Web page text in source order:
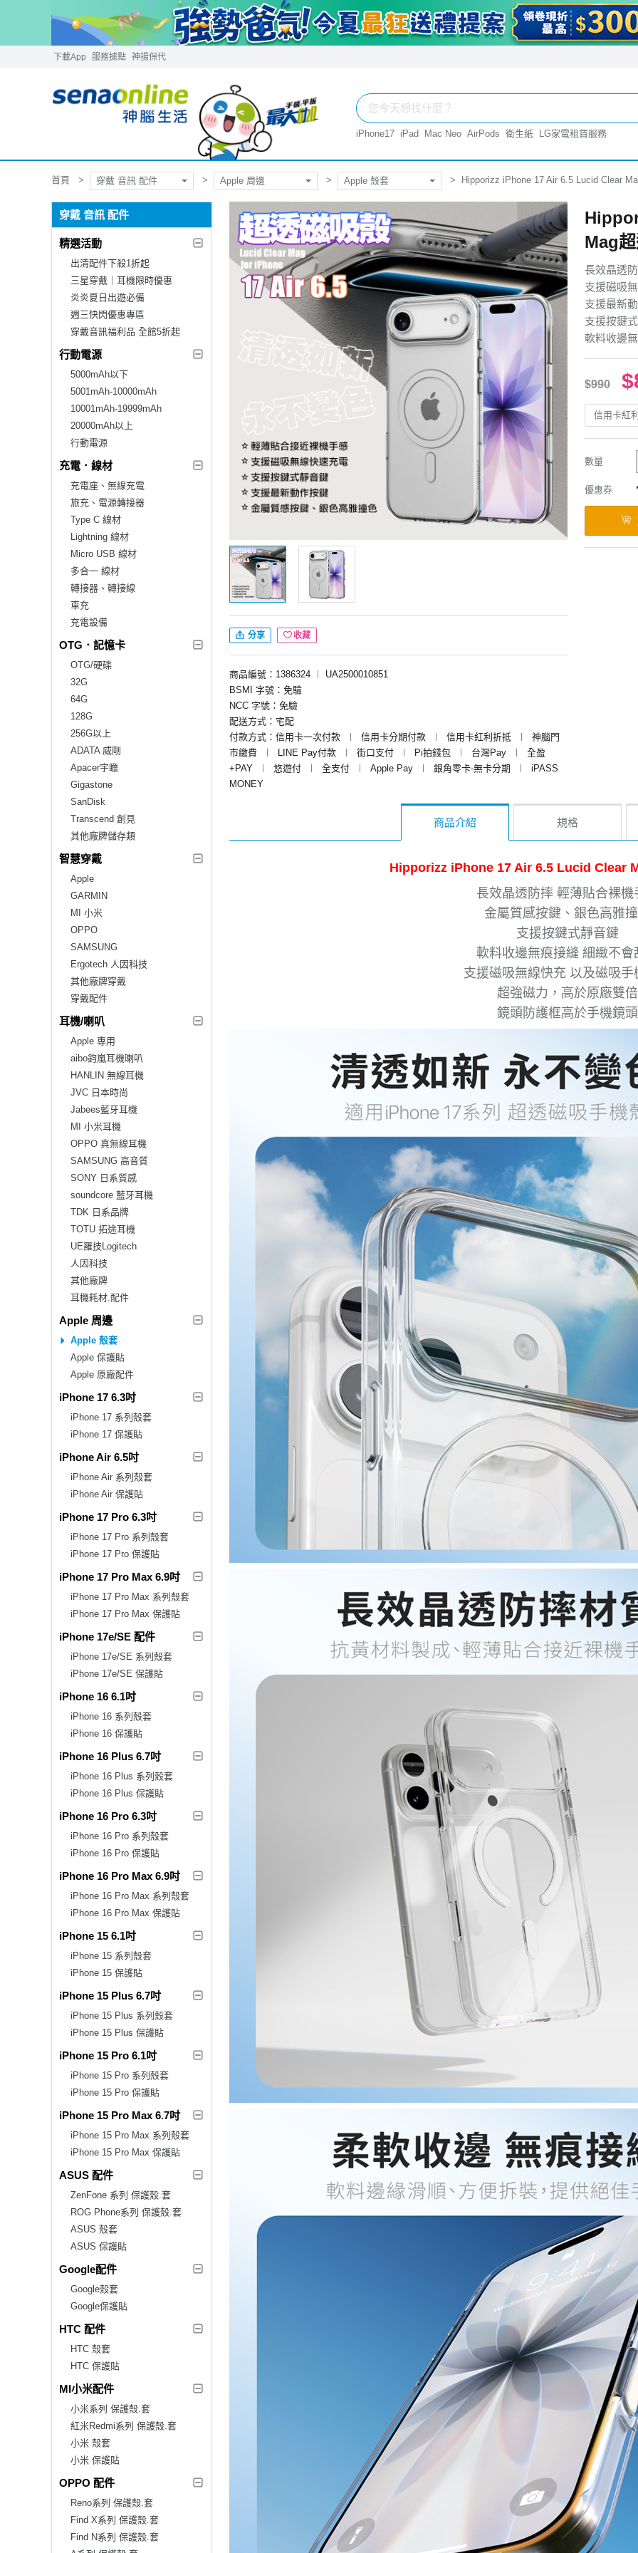
下載App 服務據點 神揚保代
iPhone17 iPad Mac Neo AirPods 衛生紙 LG家電租賃服務
首頁 穿戴 音訊 配件 Apple 周邊 Apple 殼套 Hipporizz iPhone 17 Air 6.5 Lucid Clear
穿戴 音訊 配件
精選活動
出清配件下殺1折起
三星穿戴｜耳機限時優惠
炎炎夏日出遊必備
週三快閃優惠專區
穿戴音訊福利品 全館5折起
行動電源
5000mAh以下
5001mAh-10000mAh
10001mAh-19999mAh
20000mAh以上
行動電源
充電．線材
充電座、無線充電
旅充、電源轉接器
Type C 線材
Lightning 線材
Micro USB 線材
多合一 線材
轉接器、轉接線
車充
充電設備
OTG．記憶卡
OTG/硬碟
32G
64G
128G
256G以上
ADATA 威剛
Apacer宇瞻
Gigastone
SanDisk
Transcend 創見
其他廠牌儲存類
智慧穿戴
Apple
GARMIN
MI 小米
OPPO
SAMSUNG
Ergotech 人因科技
其他廠牌穿戴
穿戴配件
耳機/喇叭
Apple 專用
aibo鈞嵐耳機喇叭
HANLIN 無線耳機
JVC 日本時尚
Jabees藍牙耳機
MI 小米耳機
OPPO 真無線耳機
SAMSUNG 高音質
SONY 日系質感
soundcore 藍牙耳機
TDK 日系品牌
TOTU 拓途耳機
UE羅技Logitech
人因科技
其他廠牌
耳機耗材.配件
Apple 周邊
Apple 殼套
Apple 保護貼
Apple 原廠配件
iPhone 17 6.3吋
iPhone 17 系列殼套
iPhone 17 保護貼
iPhone Air 6.5吋
iPhone Air 系列殼套
iPhone Air 保護貼
iPhone 17 Pro 6.3吋
iPhone 17 Pro 系列殼套
iPhone 17 Pro 保護貼
iPhone 17 Pro Max 6.9吋
iPhone 17 Pro Max 系列殼套
iPhone 17 Pro Max 保護貼
iPhone 17e/SE 配件
iPhone 17e/SE 系列殼套
iPhone 17e/SE 保護貼
iPhone 16 6.1吋
iPhone 16 系列殼套
iPhone 16 保護貼
iPhone 16 Plus 6.7吋
iPhone 16 Plus 系列殼套
iPhone 16 Plus 保護貼
iPhone 16 Pro 6.3吋
iPhone 16 Pro 系列殼套
iPhone 16 Pro 保護貼
iPhone 16 Pro Max 6.9吋
iPhone 16 Pro Max 系列殼套
iPhone 16 Pro Max 保護貼
iPhone 15 6.1吋
iPhone 15 系列殼套
iPhone 15 保護貼
iPhone 15 Plus 6.7吋
iPhone 15 Plus 系列殼套
iPhone 15 Plus 保護貼
iPhone 15 Pro 6.1吋
iPhone 15 Pro 系列殼套
iPhone 15 Pro 保護貼
iPhone 15 Pro Max 6.7吋
iPhone 15 Pro Max 系列殼套
iPhone 15 Pro Max 保護貼
ASUS 配件
ZenFone 系列 保護殼.套
ROG Phone系列 保護殼.套
ASUS 殼套
ASUS 保護貼
Google配件
Google殼套
Google保護貼
HTC 配件
HTC 殼套
HTC 保護貼
MI小米配件
小米系列 保護殼.套
紅米Redmi系列 保護殼.套
小米 殼套
小米 保護貼
OPPO 配件
Reno系列 保護殼.套
Find X系列 保護殼.套
Find N系列 保護殼.套
分享 收藏
商品編號：1386324 ︱
UA2500010851
BSMI 字號：免驗
NCC 字號：免驗
配送方式：宅配
付款方式：信用卡一次付款
︱ 信用卡分期付款 ︱ 信用卡紅利折抵 ︱
神腦門
市繳費
︱ LINE Pay付款 ︱ 街口支付 ︱ Pi拍錢包 ︱ 台灣Pay ︱
全盈
+PAY
︱ 悠遊付 ︱ 全支付 ︱ Apple Pay ︱ 銀角零卡-無卡分期 ︱
iPASS
MONEY
Mag
長效晶透
支援磁吸
支援最新
支援按鍵
軟料收邊
$990
信用卡紅
數量
優惠券
商品介紹 規格
Hipporizz iPhone 17 Air 6.5 Lucid Clear
長效晶透防摔 輕薄貼合裸機
金屬質感按鍵、銀色高雅
支援按鍵式靜音鍵
軟料收邊無痕接縫 細緻不會
支援磁吸無線快充 以及磁吸手
超強磁力，高於原廠雙倍
鏡頭防護框高於手機鏡頭